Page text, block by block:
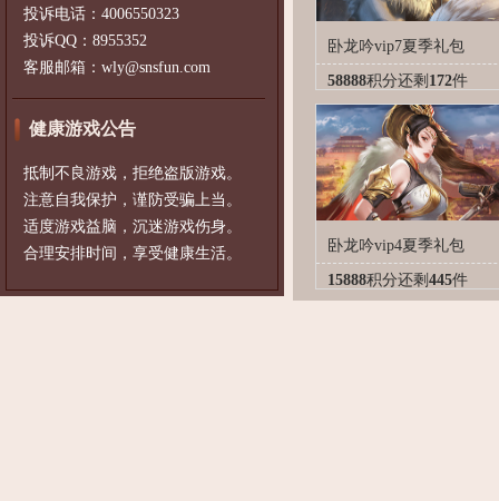
投诉电话：4006550323
投诉QQ：8955352
客服邮箱：wly@snsfun.com
健康游戏公告
抵制不良游戏，拒绝盗版游戏。
注意自我保护，谨防受骗上当。
适度游戏益脑，沉迷游戏伤身。
合理安排时间，享受健康生活。
卧龙吟vip7夏季礼包
58888积分还剩 172件
卧龙吟vip4夏季礼包
15888积分还剩 445件